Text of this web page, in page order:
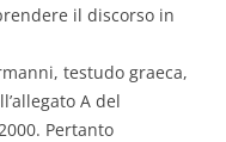
il discorso in
testudo graeca,
A del
Pertanto